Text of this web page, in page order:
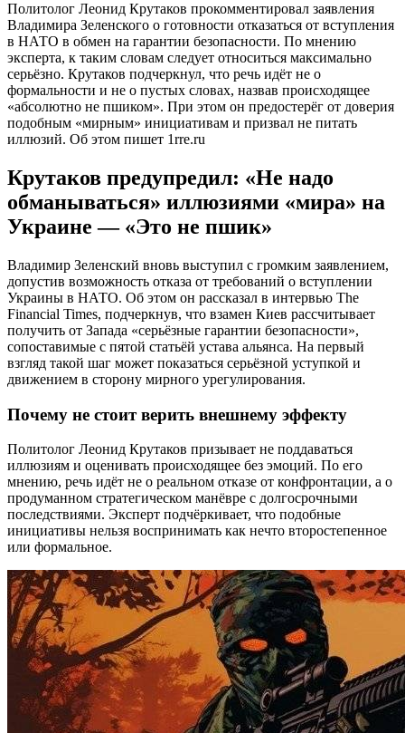
Политолог Леонид Крутаков прокомментировал заявления
Владимира Зеленского о готовности отказаться от вступления
в НАТО в обмен на гарантии безопасности. По мнению
эксперта, к таким словам следует относиться максимально
серьёзно. Крутаков подчеркнул, что речь идёт не о
формальности и не о пустых словах, назвав происходящее
«абсолютно не пшиком». При этом он предостерёг от доверия
подобным «мирным» инициативам и призвал не питать
иллюзий. Об этом пишет 1rre.ru
Крутаков предупредил: «Не надо
обманываться» иллюзиями «мира» на
Украине — «Это не пшик»
Владимир Зеленский вновь выступил с громким заявлением,
допустив возможность отказа от требований о вступлении
Украины в НАТО. Об этом он рассказал в интервью The
Financial Times, подчеркнув, что взамен Киев рассчитывает
получить от Запада «серьёзные гарантии безопасности»,
сопоставимые с пятой статьёй устава альянса. На первый
взгляд такой шаг может показаться серьёзной уступкой и
движением в сторону мирного урегулирования.
Почему не стоит верить внешнему эффекту
Политолог Леонид Крутаков призывает не поддаваться
иллюзиям и оценивать происходящее без эмоций. По его
мнению, речь идёт не о реальном отказе от конфронтации, а о
продуманном стратегическом манёвре с долгосрочными
последствиями. Эксперт подчёркивает, что подобные
инициативы нельзя воспринимать как нечто второстепенное
или формальное.